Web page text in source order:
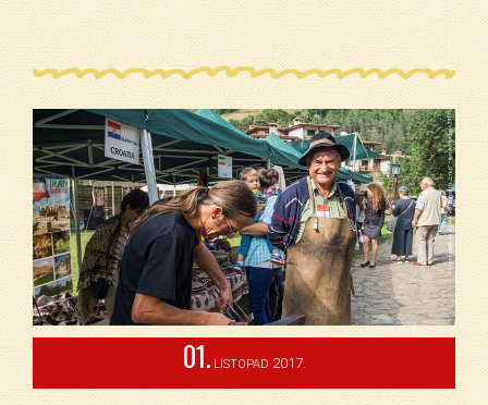
01. LISTOPAD 2017.